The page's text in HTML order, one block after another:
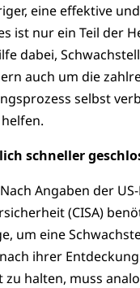
eine effektive
ist nur ein Teil der
dabei,
auch um die
selbst
schneller
Angaben der
(CISA)
um eine
ihrer
halten, muss